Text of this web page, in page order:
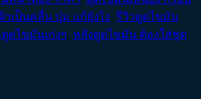
เป็นคลื่น บุ๋ม แก้ยังไง, รีวิวดูดไขมัน
ดไขมันเก่งๆ, หลังดูดไขมัน ต้องใส่ชุด